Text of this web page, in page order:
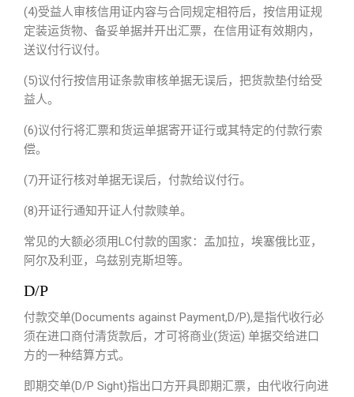
(4)受益人审核信用证内容与合同规定相符后，按信用证规
定装运货物、备妥单据并开出汇票，在信用证有效期内，
送议付行议付。
(5)议付行按信用证条款审核单据无误后，把货款垫付给受
益人。
(6)议付行将汇票和货运单据寄开证行或其特定的付款行索
偿。
(7)开证行核对单据无误后，付款给议付行。
(8)开证行通知开证人付款赎单。
常见的大额必须用LC付款的国家：孟加拉，埃塞俄比亚，
阿尔及利亚，乌兹别克斯坦等。
D/P
付款交单(Documents against Payment,D/P),是指代收行必
须在进口商付清货款后，才可将商业(货运) 单据交给进口
方的一种结算方式。
即期交单(D/P Sight)指出口方开具即期汇票，由代收行向进